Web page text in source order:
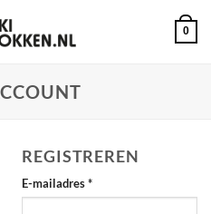
0
REGISTREREN
E-mailadres*Vereist